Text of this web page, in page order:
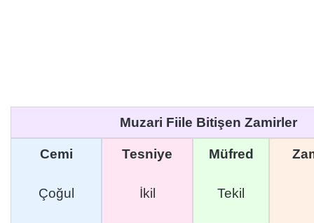
Muzari Fiile Bitişen Zamirler
Cemi
Çoğul
Tesniye
İkil
Müfred
Tekil